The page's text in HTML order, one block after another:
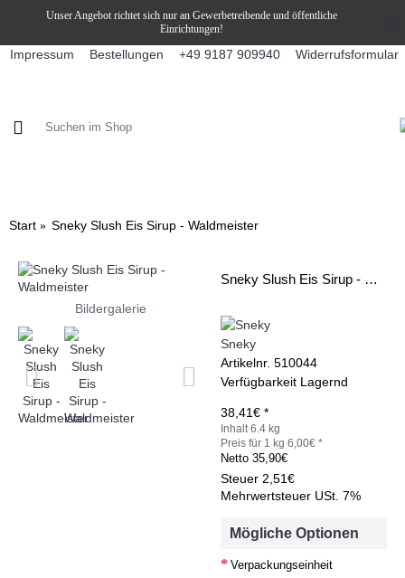
Unser Angebot richtet sich nur an Gewerbetreibende und öffentliche
Einrichtungen!
Impressum Bestellungen +49 9187 909940 Widerrufsformular
Start Sneky Slush Eis Sirup - Waldmeister
Bildergalerie
Sneky Slush Eis Sirup - Waldmeister
Sneky
Artikelnr. 510044
Verfügbarkeit Lagernd
38,41€ *
Inhalt 6.4 kg
Preis für 1 kg 6,00€ *
Netto 35,90€
Steuer 2,51€
Mehrwertsteuer USt. 7%
Mögliche Optionen
Verpackungseinheit